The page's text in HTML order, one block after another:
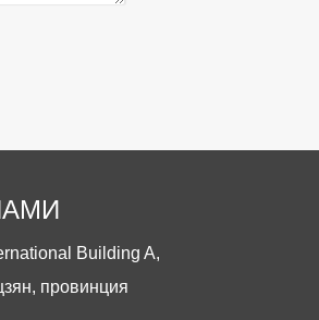
Building A,
провинция